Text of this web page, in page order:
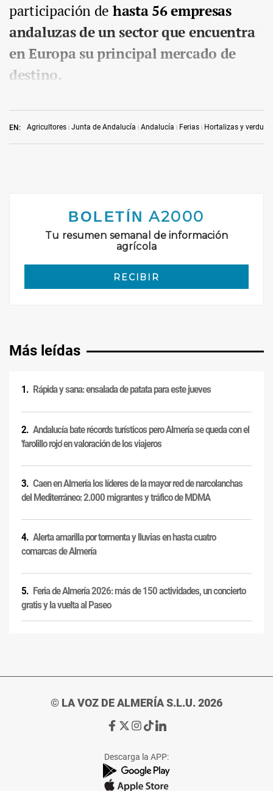
EN: Agricultores Junta de Andalucía Andalucía Ferias Hortalizas y
participación de hasta 56 empresas
andaluzas de un sector que encuentra
en Europa su principal mercado de
destino.
Más leídas
Rápida y sana: ensalada de patata para este jueves
Andalucía bate récords turísticos pero Almería se queda con el
'farolillo rojo' en valoración de los viajeros
Caen en Almería los líderes de la mayor red de narcolanchas
del Mediterráneo: 2.000 migrantes y tráfico de MDMA
Alerta amarilla por tormenta y lluvias en hasta cuatro
comarcas de Almería
Feria de Almería 2026: más de 150 actividades, un concierto
gratis y la vuelta al Paseo
© LA VOZ DE ALMERÍA S.L.U. 2026
Ir
de
La
Voz
Ir
de
La
Voz
Ir
de
La
Voz
Ir
de
La
Voz
Ir
de
La
Voz
Descarga la APP: